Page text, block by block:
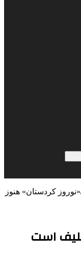
«نوروز کردستان» هنوز
است